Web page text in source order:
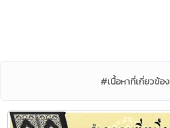
#เนื้อหาที่เกี่ยวข้อง